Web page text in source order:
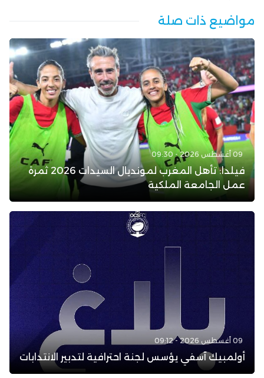
مواضيع ذات صلة
09 أغسطس 2026 - 09:30
فيلدا: تأهل المغرب لمونديال السيدات 2026 ثمرة
عمل الجامعة الملكية
09 أغسطس 2026 - 09:12
أولمبيك آسفي يؤسس لجنة احترافية لتدبير الانتدابات